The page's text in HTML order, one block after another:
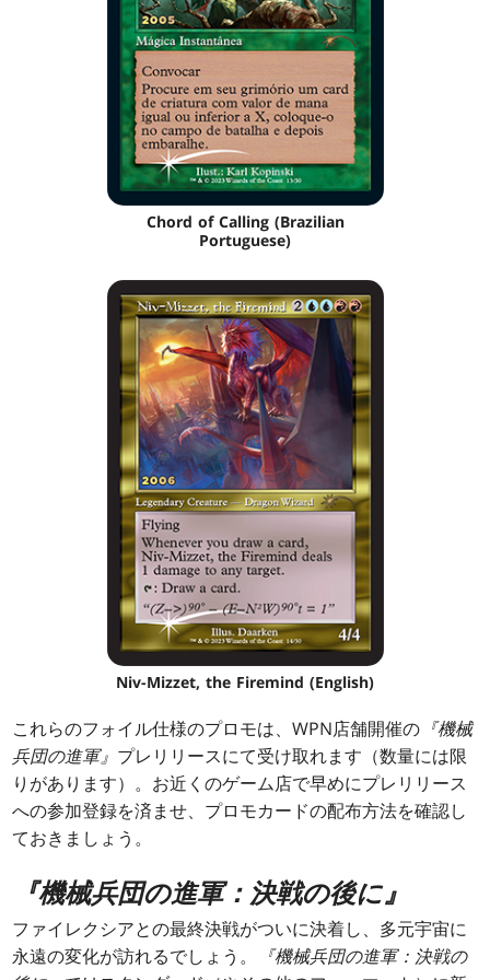
Chord of Calling (Brazilian
Portuguese)
Niv-Mizzet, the Firemind (English)
これらのフォイル仕様のプロモは、WPN店舗開催の 『機械
兵団の進軍』 プレリリースにて受け取れます（数量には限
りがあります）。お近くのゲーム店で早めにプレリリース
への参加登録を済ませ、プロモカードの配布方法を確認し
ておきましょう。
『機械兵団の進軍：決戦の後に』
ファイレクシアとの最終決戦がついに決着し、多元宇宙に
永遠の変化が訪れるでしょう。
『機械兵団の進軍：決戦の